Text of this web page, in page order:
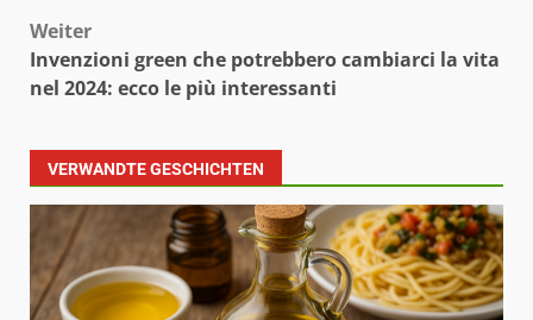
Weiter
Invenzioni green che potrebbero cambiarci la vita
nel 2024: ecco le più interessanti
VERWANDTE GESCHICHTEN